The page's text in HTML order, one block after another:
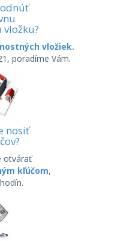
vložku?
vložiek.
poradíme Vám.
nosiť
otvárať
kľúčom,